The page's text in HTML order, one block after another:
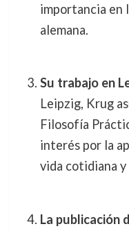
importancia en
alemana.
Su trabajo en
Leipzig, Krug
Filosofía
interés por la
vida cotidiana y
La publicación